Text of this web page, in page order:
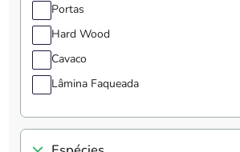
Portas
Hard Wood
Cavaco
Lâmina Faqueada